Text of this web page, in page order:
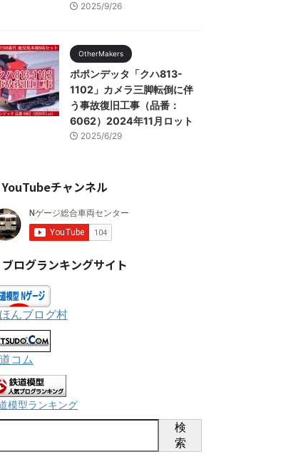
2025/9/26
OtherMakers
ポポンデッタ「クハ813-
1102」カメラ三脚転倒に伴
う事故復旧工事（品番：
6062）2024年11月ロット
2025/6/29
YouTubeチャンネル
ブログランキングサイト
んブログ村
コム
模型ランキング
検
索